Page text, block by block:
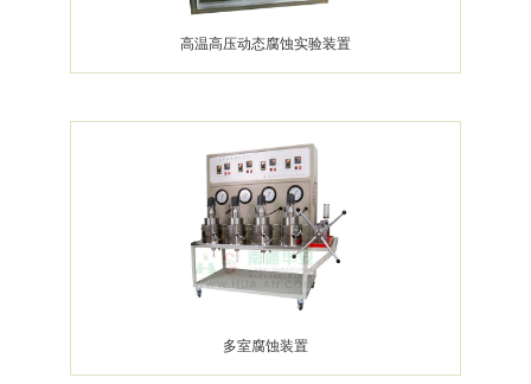
高温高压动态腐蚀实验装置
多室腐蚀装置